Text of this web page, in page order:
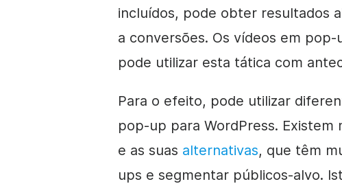
incluídos, pode obter resultados
a conversões. Os vídeos em
pode utilizar esta tática com
Para o efeito, pode utilizar
pop-up para WordPress. Existem
e as suas alternativas, que têm
ups e segmentar públicos-alvo.